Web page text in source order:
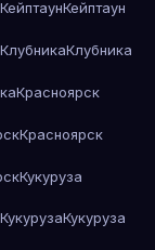
КейптаунКейптаун
КлубникаКлубника
Красноярск
Красноярск
Кукуруза
КукурузаКукуруза